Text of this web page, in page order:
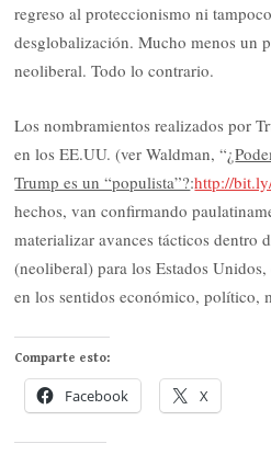
regreso al proteccionismo ni
desglobalización. Mucho menos un
neoliberal. Todo lo contrario.
Los nombramientos realizados por
en los EE.UU. (ver Waldman, “¿
Trump es un “populista”?:http://
hechos, van confirmando
materializar avances tácticos dentro
(neoliberal) para los Estados
en los sentidos económico, político,
Comparte esto:
Facebook X